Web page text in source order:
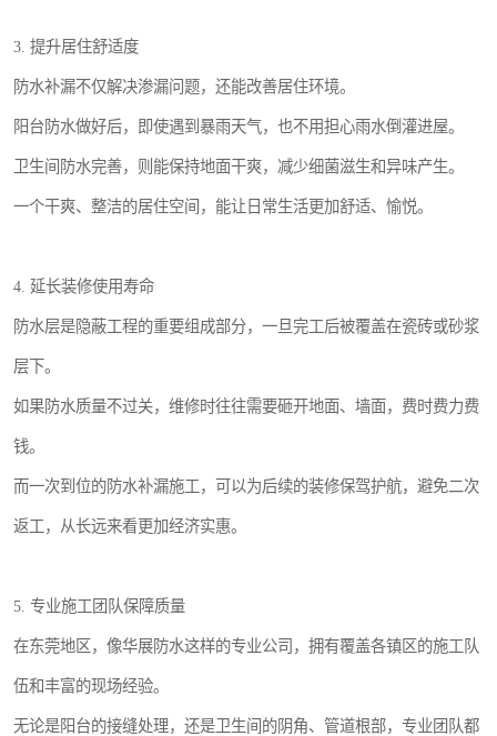
3. 提升居住舒适度
防水补漏不仅解决渗漏问题，还能改善居住环境。
阳台防水做好后，即使遇到暴雨天气，也不用担心雨水倒灌进屋。
卫生间防水完善，则能保持地面干爽，减少细菌滋生和异味产生。
一个干爽、整洁的居住空间，能让日常生活更加舒适、愉悦。
4. 延长装修使用寿命
防水层是隐蔽工程的重要组成部分，一旦完工后被覆盖在瓷砖或砂浆
层下。
如果防水质量不过关，维修时往往需要砸开地面、墙面，费时费力费
钱。
而一次到位的防水补漏施工，可以为后续的装修保驾护航，避免二次
返工，从长远来看更加经济实惠。
5. 专业施工团队保障质量
在东莞地区，像华展防水这样的专业公司，拥有覆盖各镇区的施工队
伍和丰富的现场经验。
无论是阳台的接缝处理，还是卫生间的阴角、管道根部，专业团队都